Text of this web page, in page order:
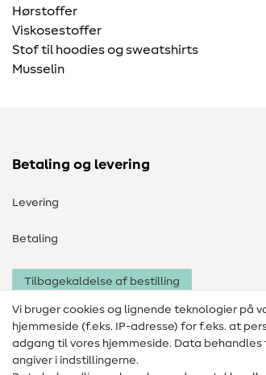
Hørstoffer
Viskosestoffer
Stof til hoodies og sweatshirts
Musselin
Betaling og levering
Levering
Betaling
Tilbagekaldelse af bestilling
Vi bruger cookies og lignende teknologier på
hjemmeside (f.eks. IP-adresse) for f.eks. at
adgang til vores hjemmeside. Data
angiver i indstillingerne.